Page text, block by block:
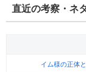
直近の考察・ネ
イム様の正体